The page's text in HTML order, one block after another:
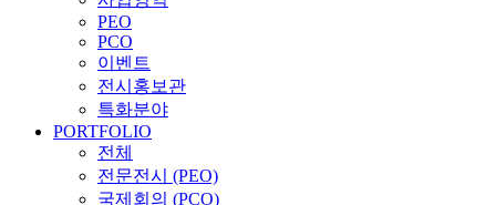
PEO
PCO
이벤트
전시홍보관
특화분야
PORTFOLIO
전체
전문전시 (PEO)
국제회의 (PCO)